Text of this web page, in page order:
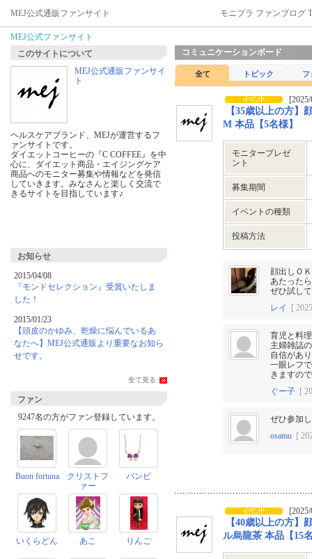
MEJ公式通販ファンサイト モニプラ ファンブログ
MEJ公式ファンサイト
コミュニケーションボード
全て トピック フ
【35歳以上の方】
M 本品【5名様】
モニタープレゼ
ント
募集期間
イベントの種類
投稿方法
顔出しＯ
あたった
ぜひ試し
レイ
[
育児と料
主婦雑誌
自信があ
一眼レフ
きますの
ぐー子 [
ぜひ参加
osamu [
【40歳以上の方】
ル烏龍茶 本品【15
このサイトについて
MEJ公式通販ファンサイ
ト
ヘルスケアブランド、MEJが運営するフ
ァンサイトです。
ダイエットコーヒーの『C COFFEE』を中
心に、ダイエット商品・エイジングケア
商品へのモニター募集や情報などを発信
していきます。みなさんと楽しく交流で
きるサイトを目指しています♪
お知らせ
2015/04/08
『モンドセレクション』受賞いたしま
した！
2015/01/23
【頭皮のかゆみ、乾燥に悩んでいるあ
なたへ】MEJ公式通販より重要なお知ら
せです。
全て見る
ファン
9247名の方がファン登録しています。
Buon fortuna
クリストフ
ァー
バンビ
いくらどん あこ りんご